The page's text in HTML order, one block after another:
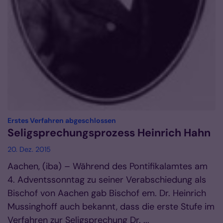
Erstes Verfahren abgeschlossen
Seligsprechungsprozess Heinrich Hahn
20. Dez. 2015
Aachen, (iba) – Während des Pontifikalamtes am
4. Adventssonntag zu seiner Verabschiedung als
Bischof von Aachen gab Bischof em. Dr. Heinrich
Mussinghoff auch bekannt, dass die erste Stufe im
Verfahren zur Seligsprechung Dr. ...